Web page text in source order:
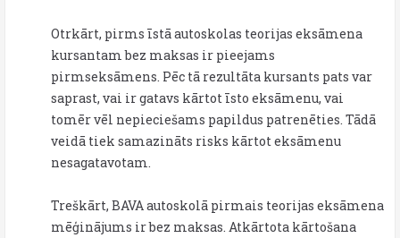
Otrkārt, pirms īstā autoskolas teorijas eksāmena
kursantam bez maksas ir pieejams
pirmseksāmens. Pēc tā rezultāta kursants pats var
saprast, vai ir gatavs kārtot īsto eksāmenu, vai
tomēr vēl nepieciešams papildus patrenēties. Tādā
veidā tiek samazināts risks kārtot eksāmenu
nesagatavotam.
Treškārt, BAVA autoskolā pirmais teorijas eksāmena
mēģinājums ir bez maksas. Atkārtota kārtošana